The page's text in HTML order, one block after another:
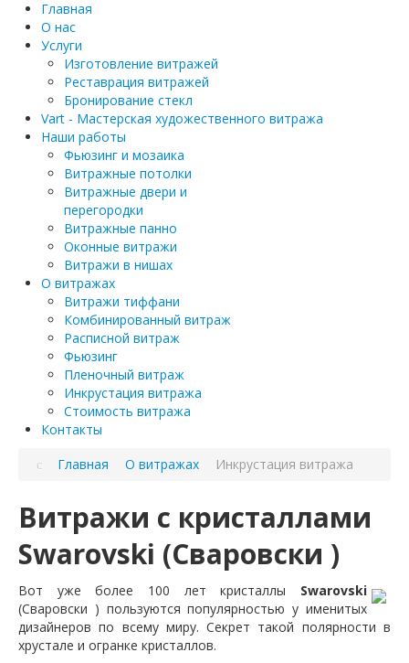
Главная
О нас
Услуги
Изготовление витражей
Реставрация витражей
Бронирование стекл
Vart - Мастерская художественного витража
Наши работы
Фьюзинг и мозаика
Витражные потолки
Витражные двери и
перегородки
Витражные панно
Оконные витражи
Витражи в нишах
О витражах
Витражи тиффани
Комбинированный витраж
Расписной витраж
Фьюзинг
Пленочный витраж
Инкрустация витража
Стоимость витража
Контакты
Главная
О витражах Инкрустация витража
Витражи с кристаллами
Swarovski (Сваровски )
Вот уже более 100 лет кристаллы Swarovski
(Сваровски ) пользуются популярностью у именитых
дизайнеров по всему миру. Секрет такой полярности в
хрустале и огранке кристаллов.